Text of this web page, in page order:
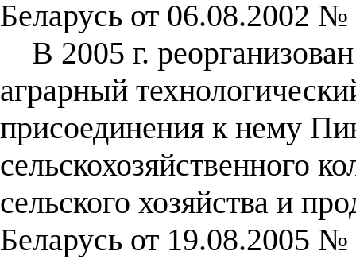
Беларусь от 06.08.2002 №
В 2005 г.
аграрный
присоединения к нему
сельскохозяйственного
сельского хозяйства и
Беларусь от 19.08.2005 №